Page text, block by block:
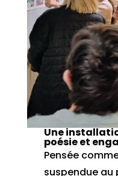
Une
poésie et
Pensée
suspendue